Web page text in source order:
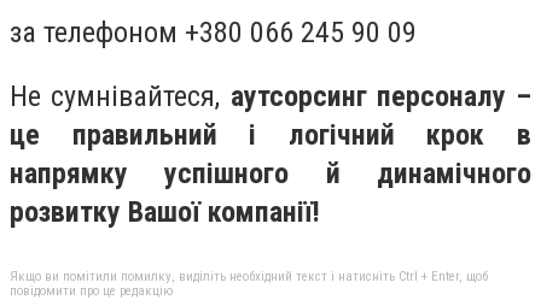
за телефоном +380 066 245 90 09
Не сумнівайтеся, аутсорсинг персоналу –
це правильний і логічний крок в
напрямку успішного й динамічного
розвитку Вашої компанії!
Якщо ви помітили помилку, виділіть необхідний текст і натисніть Ctrl + Enter, щоб
повідомити про це редакцію